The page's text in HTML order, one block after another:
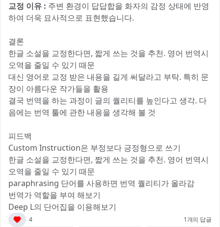
교정 이유 : 주변 환경이 답답합을 화자의 감정 상태에 반영
하여 더욱 묘사적으로 표현했습니다.
결론
한글 소설을 교정한다면, 짧게 쓰는 것을 추천. 영어 번역시
오역을 줄일 수 있기 때문
대신 영어로 교정 받은 내용을 길게 써달라고 부탁. 특히 문
장이 아름다운 작가들을 활용
결국 번역을 하는 과정이 글의 퀄리티를 높인다고 생각. 다
음에는 번역 툴에 관한 내용을 생각해 볼 것
피드백
Custom Instruction은 부정보다 긍정형으로 쓰기
한글 소설을 교정한다면, 짧게 쓰는 것을 추천. 영어 번역시
오역을 줄일 수 있기 때문
paraphrasing 단어를 사용하면 번역 퀄리티가 올라감
번역가 역할을 부여 해보기
Deep L의 단어집을 이용해보기
4 1개의 답글